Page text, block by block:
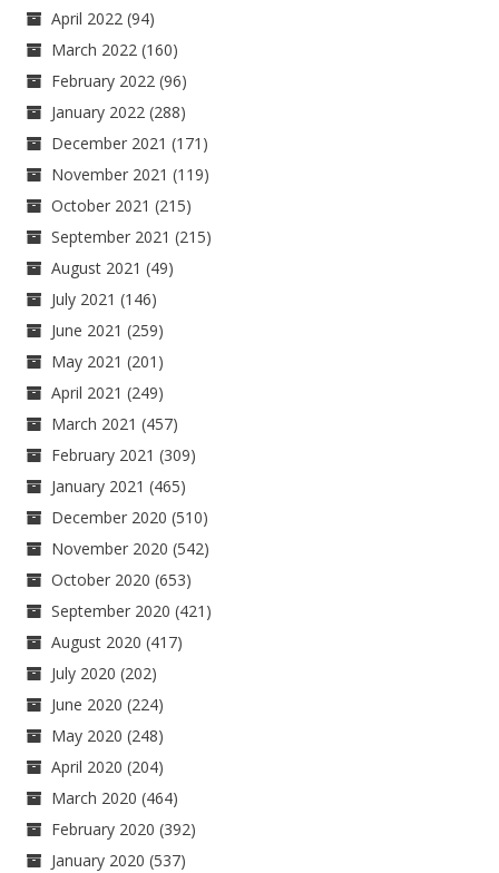
April 2022 (94)
March 2022 (160)
February 2022 (96)
January 2022 (288)
December 2021 (171)
November 2021 (119)
October 2021 (215)
September 2021 (215)
August 2021 (49)
July 2021 (146)
June 2021 (259)
May 2021 (201)
April 2021 (249)
March 2021 (457)
February 2021 (309)
January 2021 (465)
December 2020 (510)
November 2020 (542)
October 2020 (653)
September 2020 (421)
August 2020 (417)
July 2020 (202)
June 2020 (224)
May 2020 (248)
April 2020 (204)
March 2020 (464)
February 2020 (392)
January 2020 (537)